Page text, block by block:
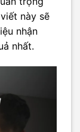
này sẽ
nhận
nhất.